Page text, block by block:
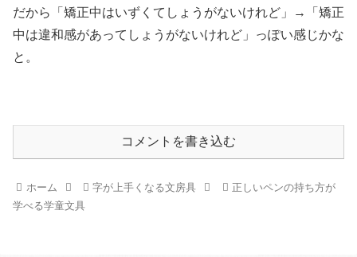
だから「矯正中はいずくてしょうがないけれど」→「矯正
中は違和感があってしょうがないけれど」っぽい感じかな
と。
コメントを書き込む
ホーム 字が上手くなる文房具
正しいペンの持ち方が
学べる学童文具